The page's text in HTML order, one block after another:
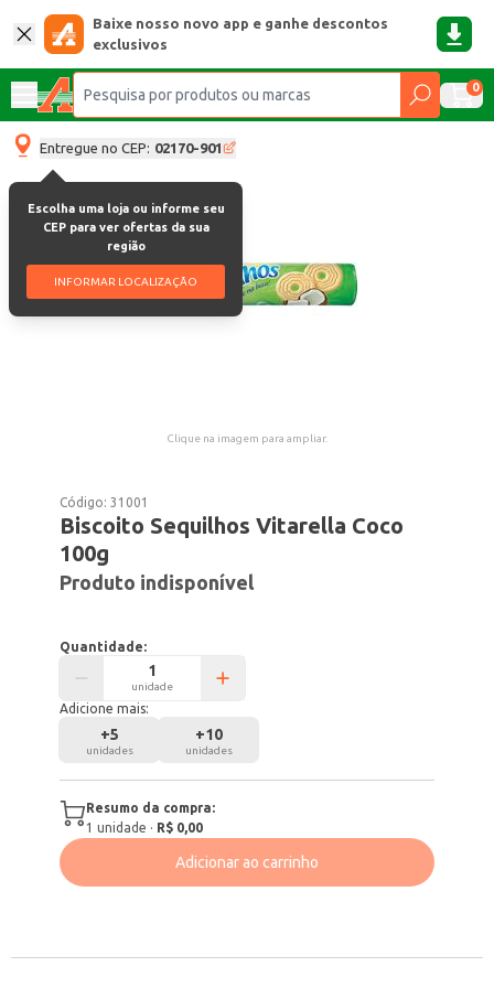
Baixe nosso novo app e ganhe descontos
exclusivos
0
Entregue no CEP: 02170-901
Escolha uma loja ou informe seu
CEP para ver ofertas da sua
região
INFORMAR LOCALIZAÇÃO
Clique na imagem para ampliar.
Código:31001
Biscoito Sequilhos Vitarella Coco
100g
Produto indisponível
Quantidade:
unidade
Adicione mais:
+5
unidades
+10
unidades
Resumo da compra:
1 unidade · R$ 0,00
Adicionar ao carrinho